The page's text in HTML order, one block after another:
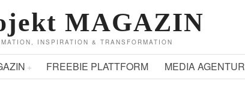
MAGAZIN
INSPIRATION & TRANSFORMATION
FREEBIE PLATTFORM MEDIA AGENTUR